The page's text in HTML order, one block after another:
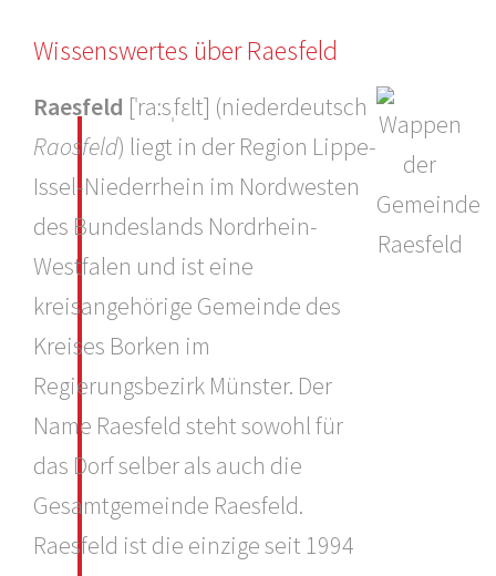
Wissenswertes über Raesfeld
Raesfeld [ˈraːsˌfɛlt] (niederdeutsch
Raosfeld) liegt in der Region Lippe-
Issel-Niederrhein im Nordwesten
des Bundeslands Nordrhein-
Westfalen und ist eine
kreisangehörige Gemeinde des
Kreises Borken im
Regierungsbezirk Münster. Der
Name Raesfeld steht sowohl für
das Dorf selber als auch die
Gesamtgemeinde Raesfeld.
Raesfeld ist die einzige seit 1994